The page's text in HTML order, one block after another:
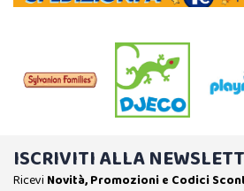
ISCRIVITI ALLA
Ricevi Novità, Promozioni e Codici